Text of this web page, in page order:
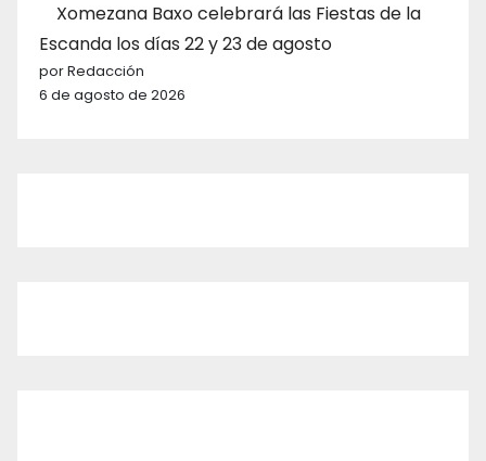
Xomezana Baxo celebrará las Fiestas de la
Escanda los días 22 y 23 de agosto
por Redacción
6 de agosto de 2026